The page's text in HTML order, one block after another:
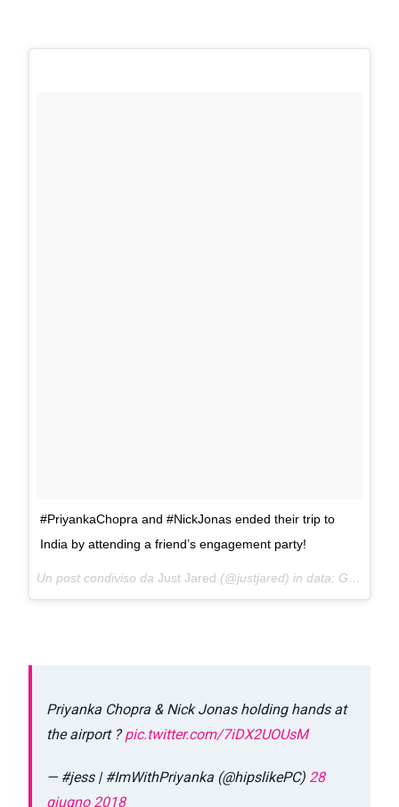
#PriyankaChopra and #NickJonas ended their trip to
India by attending a friend’s engagement party!
Un post condiviso da Just Jared (@justjared) in data: Giu 30, 2018 at 10:50 PDT
Priyanka Chopra & Nick Jonas holding hands at
the airport ?pic.twitter.com/7iDX2UOUsM
— #jess | #ImWithPriyanka (@hipslikePC) 28
giugno 2018